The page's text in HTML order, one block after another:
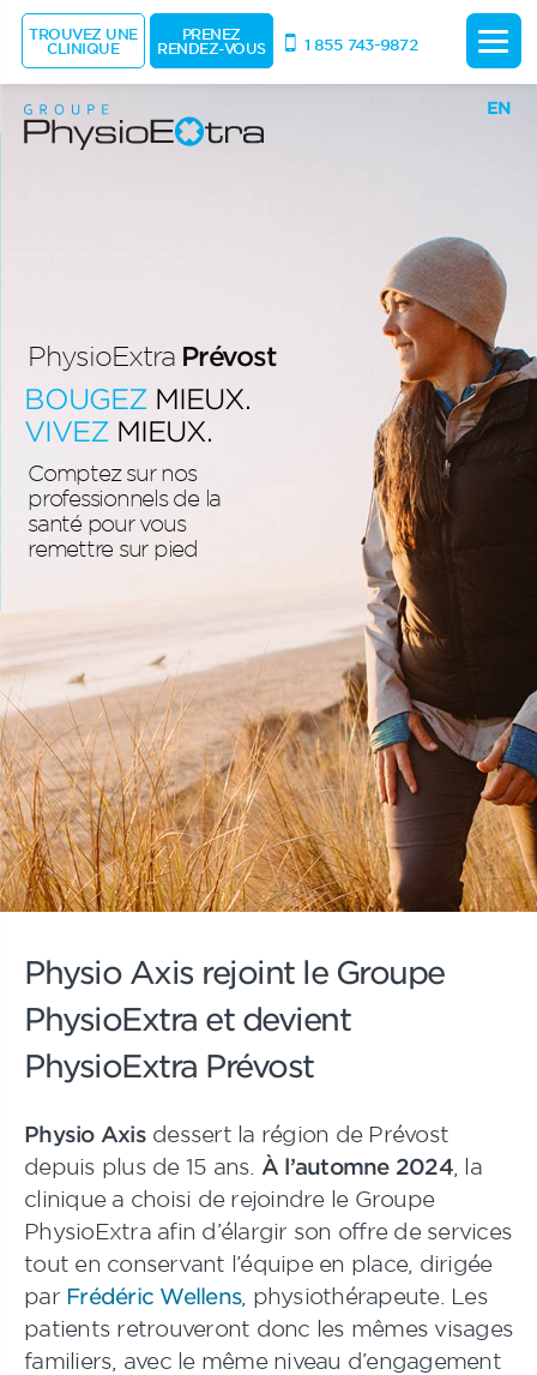
EN
PhysioExtra Prévost
BOUGEZ MIEUX.
VIVEZ MIEUX.
Comptez sur nos
professionnels de la
santé pour vous
remettre sur pied
Physio Axis rejoint le Groupe
PhysioExtra et devient
PhysioExtra Prévost
Physio Axisdessert la région de Prévost
depuis plus de 15 ans. À l’automne 2024, la
clinique a choisi de rejoindre le Groupe
PhysioExtra afin d’élargir son offre de services
tout en conservant l’équipe en place, dirigée
par Frédéric Wellens, physiothérapeute. Les
patients retrouveront donc les mêmes visages
familiers, avec le même niveau d’engagement
TROUVEZ UNE
CLINIQUE
PRENEZ
RENDEZ-VOUS 1 855 743-9872